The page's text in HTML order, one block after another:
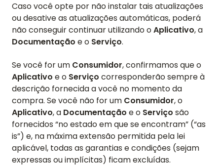
Caso você opte por não instalar tais atualizações
ou desative as atualizações automáticas, poderá
não conseguir continuar utilizando oAplicativo, a
Documentação e o Serviço.
Se você for um Consumidor, confirmamos que o
Aplicativo e o Serviço corresponderão sempre à
descrição fornecida a você no momento da
compra. Se você não for um Consumidor, o
Aplicativo, a Documentação e o Serviço são
fornecidos “no estado em que se encontram” (“as
is”) e, na máxima extensão permitida pela lei
aplicável, todas as garantias e condições (sejam
expressas ou implícitas) ficam excluídas.